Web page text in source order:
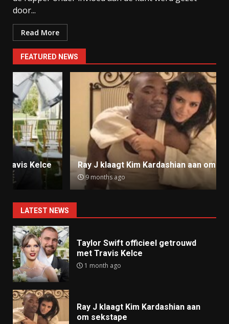
door...
Read More
FEATURED NEWS
Ray J klaagt Kim Kardashian aan om sekstape
9 months ago
LATEST NEWS
Taylor Swift officieel getrouwd
met Travis Kelce
1 month ago
Ray J klaagt Kim Kardashian aan
om sekstape